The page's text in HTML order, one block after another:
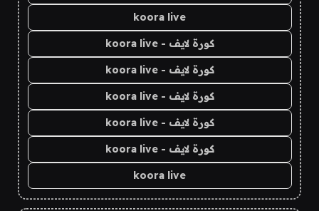
koora live
كورة لايف - koora live
كورة لايف - koora live
كورة لايف - koora live
كورة لايف - koora live
كورة لايف - koora live
koora live